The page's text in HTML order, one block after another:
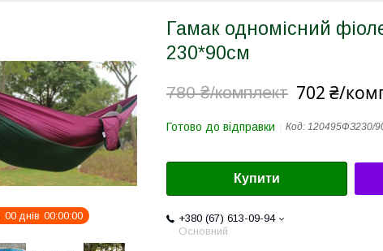
00 днів 00 00 00
Гамак одномісний
230*90см
780 ₴/комплект 702 ₴/
Готово до відправки Код: 120495ФЗ230/
Купити
+380 (67) 613-09-94
Основний